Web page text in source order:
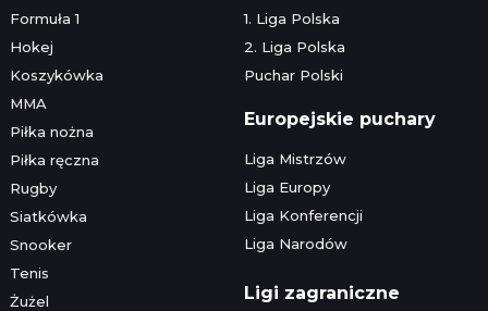
Formuła 1
Hokej
Koszykówka
MMA
Piłka nożna
Piłka ręczna
Rugby
Siatkówka
Snooker
Tenis
Żużel
1. Liga Polska
2. Liga Polska
Puchar Polski
Europejskie puchary
Liga Mistrzów
Liga Europy
Liga Konferencji
Liga Narodów
Ligi zagraniczne